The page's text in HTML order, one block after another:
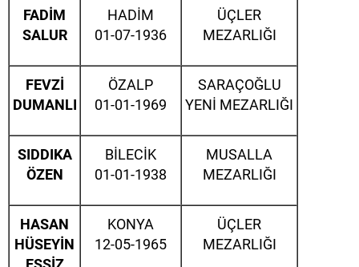
FADİM
SALUR
HADİM
01-07-1936
ÜÇLER
MEZARLIĞI
FEVZİ
DUMANLI
ÖZALP
01-01-1969
SARAÇOĞLU
YENİ MEZARLIĞI
SIDDIKA
ÖZEN
BİLECİK
01-01-1938
MUSALLA
MEZARLIĞI
HASAN
HÜSEYİN
KONYA
12-05-1965
ÜÇLER
MEZARLIĞI